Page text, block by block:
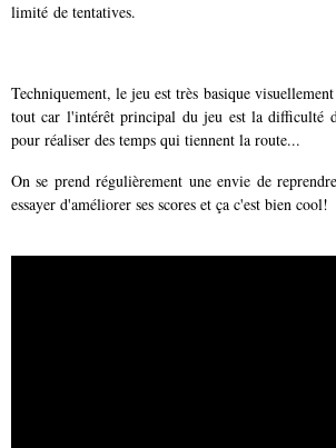
limité de tentatives.
Techniquement, le jeu est très basique
tout car l'intérêt principal du jeu est la difficulté
pour réaliser des temps qui tiennent la route...
On se prend régulièrement une envie de
essayer d'améliorer ses scores et ça c'est bien cool!